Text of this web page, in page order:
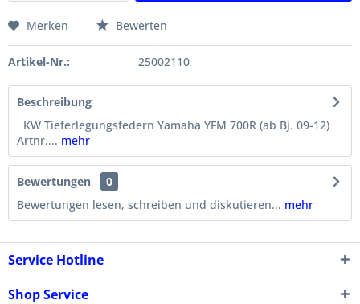
Merken Bewerten
Artikel-Nr.: 25002110
Beschreibung
KW Tieferlegungsfedern Yamaha YFM 700R (ab Bj. 09-12)
Artnr.... mehr
Bewertungen
0
Bewertungen lesen, schreiben und diskutieren... mehr
Service Hotline
Shop Service